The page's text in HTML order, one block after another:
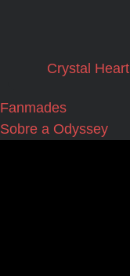
Crystal Heart
Fanmades
Sobre a Odyssey